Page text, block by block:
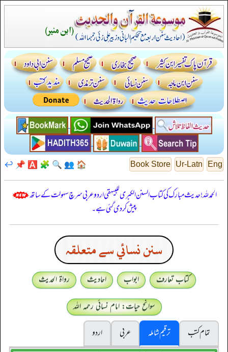
Eng
Ur-Latn
Book Store
🏠
👥
🔍
🧩
🅰️
📌
↩️
الحمدللہ! حدیث مبارک کی کتاب السنن الكبرى للبيهقي اردو عربی سرچ سہولت کے ساتھ
پیش کر دی گئی ہے۔
سنن نسائي سے متعلقہ
کتاب تعارف ابواب احادیث
رواۃ الحدیث
سوانح حیات: امام نسائی رحمہ اللہ
تمام کتب
ترقیم شاملہ عربی
اردو